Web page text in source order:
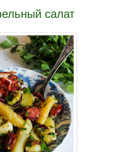
салат